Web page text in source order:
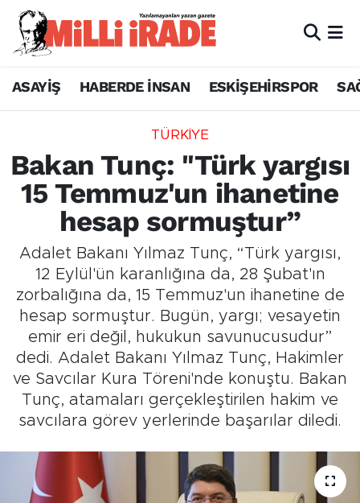
ASAYİŞ HABERDE İNSAN ESKİŞEHİRSPOR
TÜRKİYE
Bakan Tunç: "Türk yargısı
15 Temmuz'un ihanetine
hesap sormuştur”
Adalet Bakanı Yılmaz Tunç, “Türk yargısı,
12 Eylül'ün karanlığına da, 28 Şubat'ın
zorbalığına da, 15 Temmuz'un ihanetine de
hesap sormuştur. Bugün, yargı; vesayetin
emir eri değil, hukukun savunucusudur”
dedi. Adalet Bakanı Yılmaz Tunç, Hakimler
ve Savcılar Kura Töreni'nde konuştu. Bakan
Tunç, atamaları gerçekleştirilen hakim ve
savcılara görev yerlerinde başarılar diledi.